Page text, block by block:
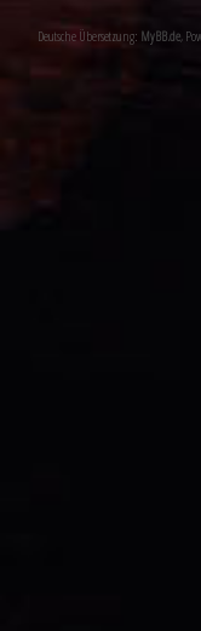
Deutsche Übersetzung: MyBB.de,